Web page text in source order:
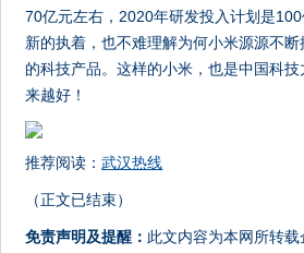
70亿元左右，2020年研发投入计划是
新的执着，也不难理解为何小米源源不
的科技产品。这样的小米，也是中国科
来越好！
推荐阅读：武汉热线
（正文已结束）
免责声明及提醒： 此文内容为本网所转